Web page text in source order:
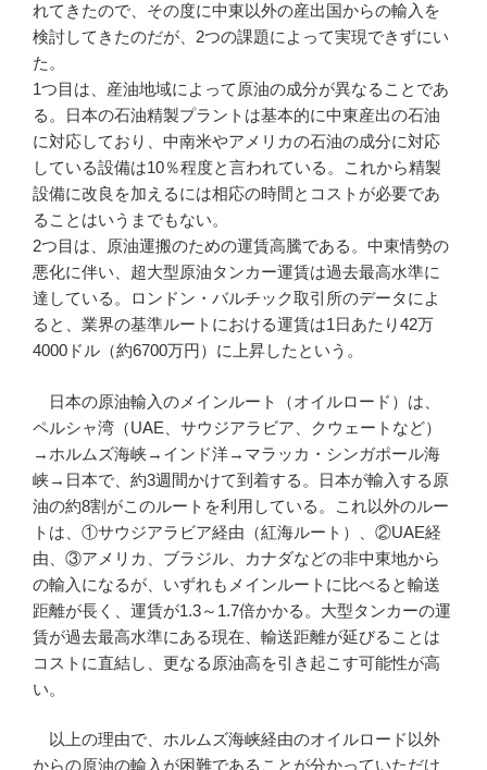
れてきたので、その度に中東以外の産出国からの輸入を
検討してきたのだが、2つの課題によって実現できずにい
た。
1つ目は、産油地域によって原油の成分が異なることであ
る。日本の石油精製プラントは基本的に中東産出の石油
に対応しており、中南米やアメリカの石油の成分に対応
している設備は10％程度と言われている。これから精製
設備に改良を加えるには相応の時間とコストが必要であ
ることはいうまでもない。
2つ目は、原油運搬のための運賃高騰である。中東情勢の
悪化に伴い、超大型原油タンカー運賃は過去最高水準に
達している。ロンドン・バルチック取引所のデータによ
ると、業界の基準ルートにおける運賃は1日あたり42万
4000ドル（約6700万円）に上昇したという。
日本の原油輸入のメインルート（オイルロード）は、
ペルシャ湾（UAE、サウジアラビア、クウェートなど）
→ホルムズ海峡→インド洋→マラッカ・シンガポール海
峡→日本で、約3週間かけて到着する。日本が輸入する原
油の約8割がこのルートを利用している。これ以外のルー
トは、①サウジアラビア経由（紅海ルート）、②UAE経
由、③アメリカ、ブラジル、カナダなどの非中東地から
の輸入になるが、いずれもメインルートに比べると輸送
距離が長く、運賃が1.3～1.7倍かかる。大型タンカーの運
賃が過去最高水準にある現在、輸送距離が延びることは
コストに直結し、更なる原油高を引き起こす可能性が高
い。
以上の理由で、ホルムズ海峡経由のオイルロード以外
からの原油の輸入が困難であることが分かっていただけ